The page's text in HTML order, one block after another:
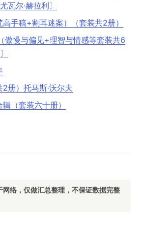
瓦尔·赫拉利〕
手稿+割耳迷案）（套装共2册）
傲慢与偏见+理智与情感等套装共6
册）托马斯·沃尔夫
（套装六十册）
网络，仅做汇总整理，不保证数据完整